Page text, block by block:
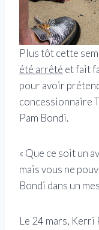
Plus tôt cette
été arrêté et fait
pour avoir
concessionnaire
Pam Bondi.
« Que ce soit un
mais vous ne
Bondi dans un
Le 24 mars,